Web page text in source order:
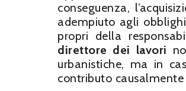
conseguenza,
adempiuto agli
propri della
direttore dei lavori
urbanistiche, ma in
contributo